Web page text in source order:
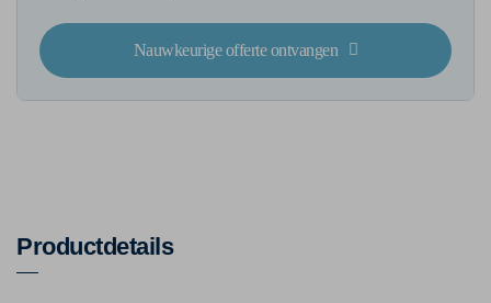
Nauwkeurige offerte ontvangen
Productdetails